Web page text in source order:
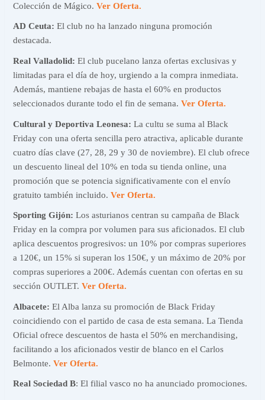
Colección de Mágico.Ver Oferta.
AD Ceuta: El club no ha lanzado ninguna promoción
destacada.
Real Valladolid:El club pucelano lanza ofertas exclusivas y
limitadas para el día de hoy, urgiendo a la compra inmediata.
Además, mantiene rebajas de hasta el 60% en productos
seleccionados durante todo el fin de semana.Ver Oferta.
Cultural y Deportiva Leonesa: La cultu se suma al Black
Friday con una oferta sencilla pero atractiva, aplicable durante
cuatro días clave (27, 28, 29 y 30 de noviembre). El club ofrece
un descuento lineal del 10% en toda su tienda online, una
promoción que se potencia significativamente con el envío
gratuito también incluido.Ver Oferta.
Sporting Gijón:Los asturianos centran su campaña de Black
Friday en la compra por volumen para sus aficionados. El club
aplica descuentos progresivos: un 10% por compras superiores
a 120€, un 15% si superan los 150€, y un máximo de 20% por
compras superiores a 200€. Además cuentan con ofertas en su
sección OUTLET.Ver Oferta.
Albacete: El Alba lanza su promoción de Black Friday
coincidiendo con el partido de casa de esta semana. La Tienda
Oficial ofrece descuentos de hasta el 50% en merchandising,
facilitando a los aficionados vestir de blanco en el Carlos
Belmonte.Ver Oferta.
Real Sociedad B: El filial vasco no ha anunciado promociones.